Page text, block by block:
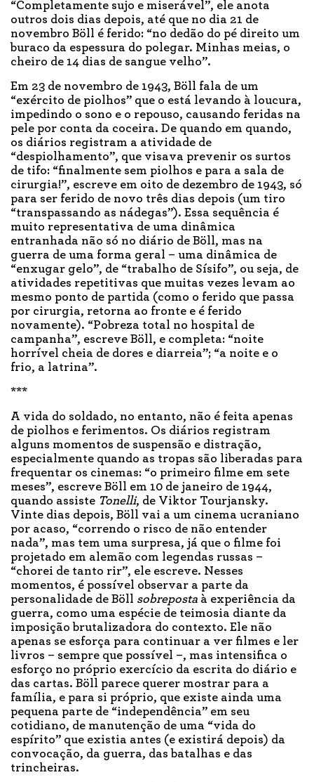
“Completamente sujo e miserável”, ele anota
outros dois dias depois, até que no dia 21 de
novembro Böll é ferido: “no dedão do pé direito um
buraco da espessura do polegar. Minhas meias, o
cheiro de 14 dias de sangue velho”.
Em 23 de novembro de 1943, Böll fala de um
“exército de piolhos” que o está levando à loucura,
impedindo o sono e o repouso, causando feridas na
pele por conta da coceira. De quando em quando,
os diários registram a atividade de
“despiolhamento”, que visava prevenir os surtos
de tifo: “finalmente sem piolhos e para a sala de
cirurgia!”, escreve em oito de dezembro de 1943, só
para ser ferido de novo três dias depois (um tiro
“transpassando as nádegas”). Essa sequência é
muito representativa de uma dinâmica
entranhada não só no diário de Böll, mas na
guerra de uma forma geral – uma dinâmica de
“enxugar gelo”, de “trabalho de Sísifo”, ou seja, de
atividades repetitivas que muitas vezes levam ao
mesmo ponto de partida (como o ferido que passa
por cirurgia, retorna ao fronte e é ferido
novamente). “Pobreza total no hospital de
campanha”, escreve Böll, e completa: “noite
horrível cheia de dores e diarreia”; “a noite e o
frio, a latrina”.
***
A vida do soldado, no entanto, não é feita apenas
de piolhos e ferimentos. Os diários registram
alguns momentos de suspensão e distração,
especialmente quando as tropas são liberadas para
frequentar os cinemas: “o primeiro filme em sete
meses”, escreve Böll em 10 de janeiro de 1944,
quando assiste Tonelli, de Viktor Tourjansky.
Vinte dias depois, Böll vai a um cinema ucraniano
por acaso, “correndo o risco de não entender
nada”, mas tem uma surpresa, já que o filme foi
projetado em alemão com legendas russas –
“chorei de tanto rir”, ele escreve. Nesses
momentos, é possível observar a parte da
personalidade de Böll sobreposta à experiência da
guerra, como uma espécie de teimosia diante da
imposição brutalizadora do contexto. Ele não
apenas se esforça para continuar a ver filmes e ler
livros – sempre que possível –, mas intensifica o
esforço no próprio exercício da escrita do diário e
das cartas. Böll parece querer mostrar para a
família, e para si próprio, que existe ainda uma
pequena parte de “independência” em seu
cotidiano, de manutenção de uma “vida do
espírito” que existia antes (e existirá depois) da
convocação, da guerra, das batalhas e das
trincheiras.